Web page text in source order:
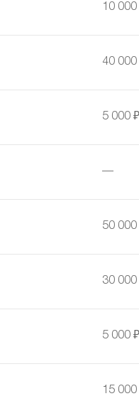
10
40 000
5 000 ₽
—
50 000
30 000
5 000 ₽
15